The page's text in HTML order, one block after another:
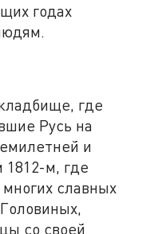
годах
где
Русь на
и
1812-м, где
славных
со своей